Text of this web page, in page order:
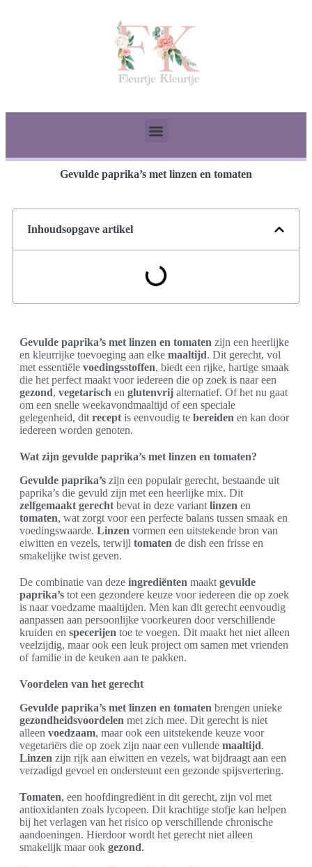
Gevulde paprika’s met linzen en tomaten
Inhoudsopgave artikel
Gevulde paprika’s met linzen en tomaten zijn een heerlijke
en kleurrijke toevoeging aan elke maaltijd. Dit gerecht, vol
met essentiële voedingsstoffen, biedt een rijke, hartige smaak
die het perfect maakt voor iedereen die op zoek is naar een
gezond, vegetarisch en glutenvrij alternatief. Of het nu gaat
om een snelle weekavondmaaltijd of een speciale
gelegenheid, dit recept is eenvoudig te bereiden en kan door
iedereen worden genoten.
Wat zijn gevulde paprika’s met linzen en tomaten?
Gevulde paprika’s zijn een populair gerecht, bestaande uit
paprika’s die gevuld zijn met een heerlijke mix. Dit
zelfgemaakt gerecht bevat in deze variant linzen en
tomaten, wat zorgt voor een perfecte balans tussen smaak en
voedingswaarde. Linzen vormen een uitstekende bron van
eiwitten en vezels, terwijl tomaten de dish een frisse en
smakelijke twist geven.
De combinatie van deze ingrediënten maakt gevulde
paprika’s tot een gezondere keuze voor iedereen die op zoek
is naar voedzame maaltijden. Men kan dit gerecht eenvoudig
aanpassen aan persoonlijke voorkeuren door verschillende
kruiden en specerijen toe te voegen. Dit maakt het niet alleen
veelzijdig, maar ook een leuk project om samen met vrienden
of familie in de keuken aan te pakken.
Voordelen van het gerecht
Gevulde paprika’s met linzen en tomaten brengen unieke
gezondheidsvoordelen met zich mee. Dit gerecht is niet
alleen voedzaam, maar ook een uitstekende keuze voor
vegetariërs die op zoek zijn naar een vullende maaltijd.
Linzen zijn rijk aan eiwitten en vezels, wat bijdraagt aan een
verzadigd gevoel en ondersteunt een gezonde spijsvertering.
Tomaten, een hoofdingrediënt in dit gerecht, zijn vol met
antioxidanten zoals lycopeen. Dit krachtige stofje kan helpen
bij het verlagen van het risico op verschillende chronische
aandoeningen. Hierdoor wordt het gerecht niet alleen
smakelijk maar ook gezond.